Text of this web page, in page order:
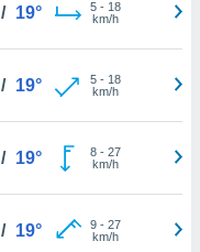
/ 19° 5- 18
km/h
/ 19° 5- 18
km/h
/ 19° 8- 27
km/h
/ 19° 9- 27
km/h